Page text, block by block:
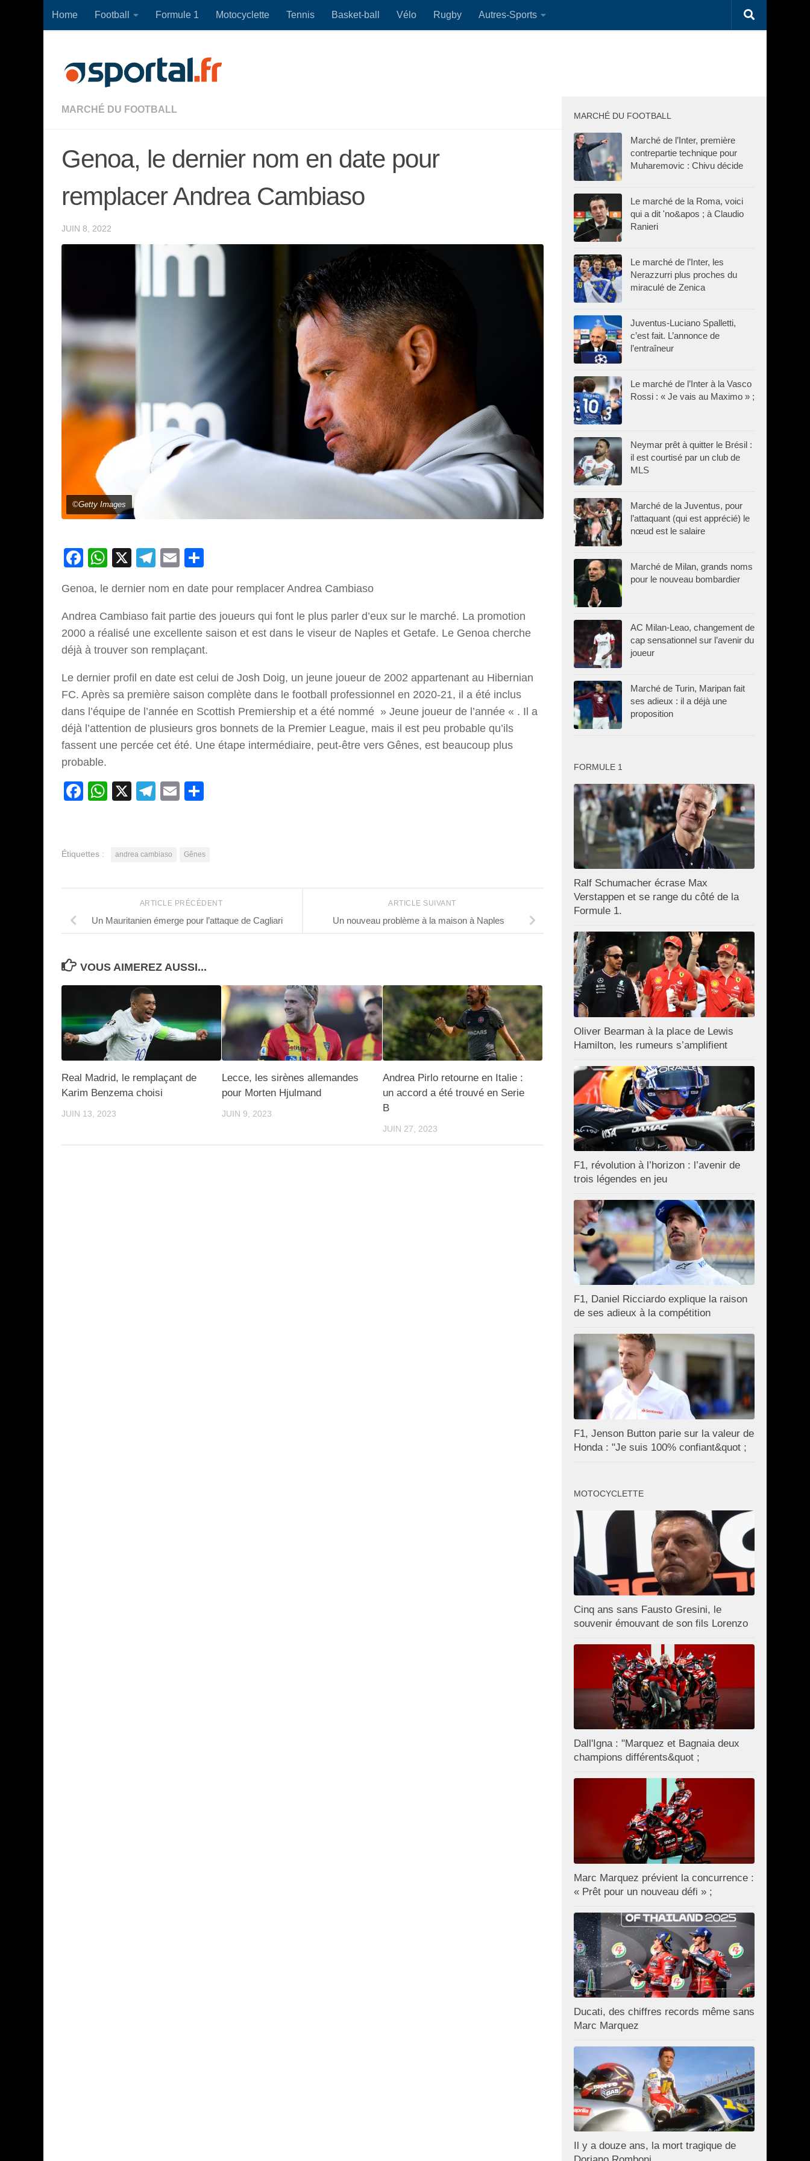
Skip to content
Home Football Formule 1 Motocyclette Tennis Basket-ball Vélo Rugby Autres-Sports
MARCHÉ DU FOOTBALL
Genoa, le dernier nom en date pour
remplacer Andrea Cambiaso
JUIN 8, 2022
©Getty Images
Facebook
WhatsApp
X Telegram
Email
Genoa, le dernier nom en date pour remplacer Andrea Cambiaso
Andrea Cambiaso fait partie des joueurs qui font le plus parler d’eux sur le marché. La promotion
2000 a réalisé une excellente saison et est dans le viseur de Naples et Getafe. Le Genoa cherche
déjà à trouver son remplaçant.
Le dernier profil en date est celui de Josh Doig, un jeune joueur de 2002 appartenant au Hibernian
FC. Après sa première saison complète dans le football professionnel en 2020-21, il a été inclus
dans l’équipe de l’année en Scottish Premiership et a été nommé » Jeune joueur de l’année « . Il a
déjà l’attention de plusieurs gros bonnets de la Premier League, mais il est peu probable qu’ils
fassent une percée cet été. Une étape intermédiaire, peut-être vers Gênes, est beaucoup plus
probable.
Facebook
WhatsApp
X Telegram
Email
Étiquettes : andrea cambiaso Gênes
ARTICLE SUIVANT
Un nouveau problème à la maison à Naples
ARTICLE PRÉCÉDENT
Un Mauritanien émerge pour l’attaque de Cagliari
VOUS AIMEREZ AUSSI...
Real Madrid, le remplaçant de
Karim Benzema choisi
JUIN 13, 2023
Lecce, les sirènes allemandes
pour Morten Hjulmand
JUIN 9, 2023
Andrea Pirlo retourne en Italie :
un accord a été trouvé en Serie
B
JUIN 27, 2023
MARCHÉ DU FOOTBALL
Marché de l’Inter, première
contrepartie technique pour
Muharemovic : Chivu décide
Le marché de la Roma, voici
qui a dit 'no&apos ; à Claudio
Ranieri
Le marché de l’Inter, les
Nerazzurri plus proches du
miraculé de Zenica
Juventus-Luciano Spalletti,
c’est fait. L’annonce de
l’entraîneur
Le marché de l’Inter à la Vasco
Rossi : « Je vais au Maximo » ;
Neymar prêt à quitter le Brésil :
il est courtisé par un club de
MLS
Marché de la Juventus, pour
l’attaquant (qui est apprécié) le
nœud est le salaire
Marché de Milan, grands noms
pour le nouveau bombardier
AC Milan-Leao, changement de
cap sensationnel sur l’avenir du
joueur
Marché de Turin, Maripan fait
ses adieux : il a déjà une
proposition
FORMULE 1
Ralf Schumacher écrase Max
Verstappen et se range du côté de la
Formule 1.
Oliver Bearman à la place de Lewis
Hamilton, les rumeurs s’amplifient
F1, révolution à l’horizon : l’avenir de
trois légendes en jeu
F1, Daniel Ricciardo explique la raison
de ses adieux à la compétition
F1, Jenson Button parie sur la valeur de
Honda : "Je suis 100% confiant&quot ;
MOTOCYCLETTE
Cinq ans sans Fausto Gresini, le
souvenir émouvant de son fils Lorenzo
Dall'Igna : "Marquez et Bagnaia deux
champions différents&quot ;
Marc Marquez prévient la concurrence :
« Prêt pour un nouveau défi » ;
Ducati, des chiffres records même sans
Marc Marquez
Il y a douze ans, la mort tragique de